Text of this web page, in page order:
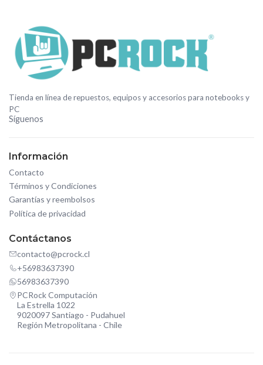
Tienda en línea de repuestos, equipos y accesorios para notebooks y
PC
Síguenos
Información
Contacto
Términos y Condiciones
Garantías y reembolsos
Política de privacidad
Contáctanos
contacto@pcrock.cl
+56983637390
56983637390
PCRock Computación
La Estrella 1022
9020097 Santiago - Pudahuel
Región Metropolitana - Chile